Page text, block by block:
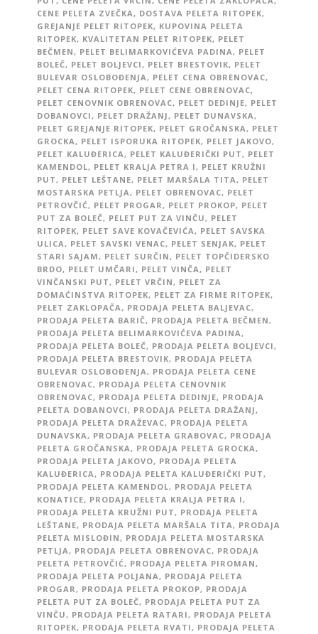
CENE PELETA ZVEČKA, DOSTAVA PELETA RITOPEK,
GREJANJE PELET RITOPEK, KUPOVINA PELETA
RITOPEK, KVALITETAN PELET RITOPEK, PELET
BEČMEN, PELET BELIMARKOVIĆEVA PADINA, PELET
BOLEČ, PELET BOLJEVCI, PELET BRESTOVIK, PELET
BULEVAR OSLOBOĐENJA, PELET CENA OBRENOVAC,
PELET CENA RITOPEK, PELET CENE OBRENOVAC,
PELET CENOVNIK OBRENOVAC, PELET DEDINJE, PELET
DOBANOVCI, PELET DRAŽANJ, PELET DUNAVSKA,
PELET GREJANJE RITOPEK, PELET GROČANSKA, PELET
GROCKA, PELET ISPORUKA RITOPEK, PELET JAKOVO,
PELET KALUĐERICA, PELET KALUĐERIČKI PUT, PELET
KAMENDOL, PELET KRALJA PETRA I, PELET KRUŽNI
PUT, PELET LEŠTANE, PELET MARŠALA TITA, PELET
MOSTARSKA PETLJA, PELET OBRENOVAC, PELET
PETROVČIĆ, PELET PROGAR, PELET PROKOP, PELET
PUT ZA BOLEČ, PELET PUT ZA VINČU, PELET
RITOPEK, PELET SAVE KOVAČEVIĆA, PELET SAVSKA
ULICA, PELET SAVSKI VENAC, PELET SENJAK, PELET
STARI SAJAM, PELET SURČIN, PELET TOPČIDERSKO
BRDO, PELET UMČARI, PELET VINČA, PELET
VINČANSKI PUT, PELET VRČIN, PELET ZA
DOMAĆINSTVA RITOPEK, PELET ZA FIRME RITOPEK,
PELET ZAKLOPAČA, PRODAJA PELETA BALJEVAC,
PRODAJA PELETA BARIČ, PRODAJA PELETA BEČMEN,
PRODAJA PELETA BELIMARKOVIĆEVA PADINA,
PRODAJA PELETA BOLEČ, PRODAJA PELETA BOLJEVCI,
PRODAJA PELETA BRESTOVIK, PRODAJA PELETA
BULEVAR OSLOBOĐENJA, PRODAJA PELETA CENE
OBRENOVAC, PRODAJA PELETA CENOVNIK
OBRENOVAC, PRODAJA PELETA DEDINJE, PRODAJA
PELETA DOBANOVCI, PRODAJA PELETA DRAŽANJ,
PRODAJA PELETA DRAŽEVAC, PRODAJA PELETA
DUNAVSKA, PRODAJA PELETA GRABOVAC, PRODAJA
PELETA GROČANSKA, PRODAJA PELETA GROCKA,
PRODAJA PELETA JAKOVO, PRODAJA PELETA
KALUĐERICA, PRODAJA PELETA KALUĐERIČKI PUT,
PRODAJA PELETA KAMENDOL, PRODAJA PELETA
KONATICE, PRODAJA PELETA KRALJA PETRA I,
PRODAJA PELETA KRUŽNI PUT, PRODAJA PELETA
LEŠTANE, PRODAJA PELETA MARŠALA TITA, PRODAJA
PELETA MISLOĐIN, PRODAJA PELETA MOSTARSKA
PETLJA, PRODAJA PELETA OBRENOVAC, PRODAJA
PELETA PETROVČIĆ, PRODAJA PELETA PIROMAN,
PRODAJA PELETA POLJANA, PRODAJA PELETA
PROGAR, PRODAJA PELETA PROKOP, PRODAJA
PELETA PUT ZA BOLEČ, PRODAJA PELETA PUT ZA
VINČU, PRODAJA PELETA RATARI, PRODAJA PELETA
RITOPEK, PRODAJA PELETA RVATI, PRODAJA PELETA